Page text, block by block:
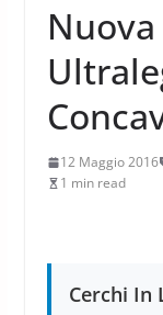
12 Maggio 2016
1 min read
Cerchi In